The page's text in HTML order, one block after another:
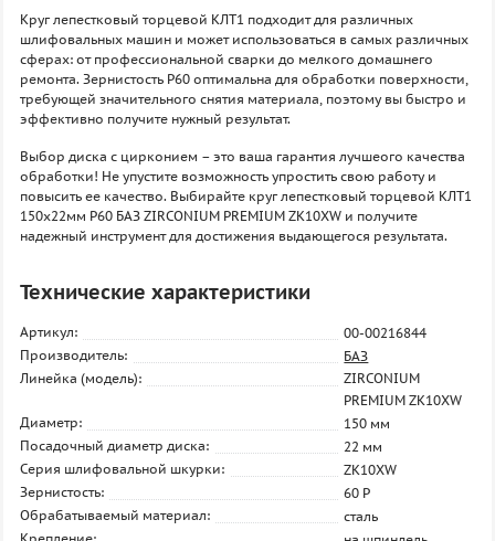
Круг лепестковый торцевой КЛТ1 подходит для различных
шлифовальных машин и может использоваться в самых различных
сферах: от профессиональной сварки до мелкого домашнего
ремонта. Зернистость P60 оптимальна для обработки поверхности,
требующей значительного снятия материала, поэтому вы быстро и
эффективно получите нужный результат.
Выбор диска с цирконием – это ваша гарантия лучшеого качества
обработки! Не упустите возможность упростить свою работу и
повысить ее качество. Выбирайте круг лепестковый торцевой КЛТ1
150х22мм P60 БАЗ ZIRCONIUM PREMIUM ZK10XW и получите
надежный инструмент для достижения выдающегося результата.
Технические характеристики
Артикул:
00-00216844
Производитель:
БАЗ
Линейка (модель):
ZIRCONIUM
PREMIUM ZK10XW
Диаметр:
150 мм
Посадочный диаметр диска:
22 мм
Серия шлифовальной шкурки:
ZK10XW
Зернистость:
60 P
Обрабатываемый материал:
сталь